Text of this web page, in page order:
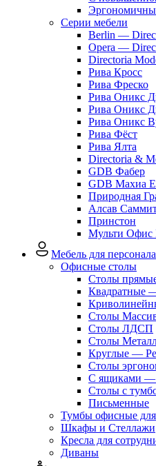
Серии мебели
Berlin —
Opera —
Directoria
Рива Кросс
Рива Фреско
Рива Оникс
Рива Оникс
Рива Оникс
Рива Фёст
Рива Ялта
Directoria &
GDB Фабер
GDB Махиа
Природная
Алсав
Принстон
Мульти Офис
Мебель для персонала
Офисные столы
Столы
Квадратные
Столы
Столы ЛДСП
Столы
Круглые —
Столы
С ящиками —
Столы с
Письменные
Тумбы офисные для
Шкафы и Стеллажи
Кресла для
Диваны